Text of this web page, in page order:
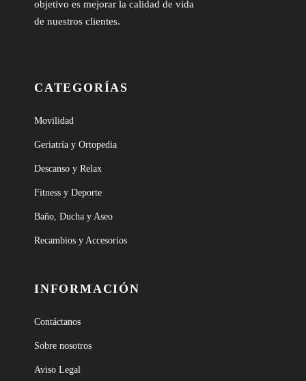
objetivo es mejorar la calidad de vida
de nuestros clientes.
CATEGORÍAS
Movilidad
Geriatría y Ortopedia
Descanso y Relax
Fitness y Deporte
Baño, Ducha y Aseo
Recambios y Accesorios
INFORMACIÓN
Contáctanos
Sobre nosotros
Aviso Legal